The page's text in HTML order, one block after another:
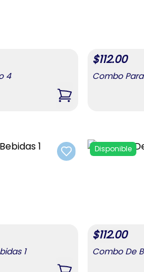
4
,Combo Festivo 4
$112.00
Combo
Add to favorites
1
Disponible
$112.00
Combo De